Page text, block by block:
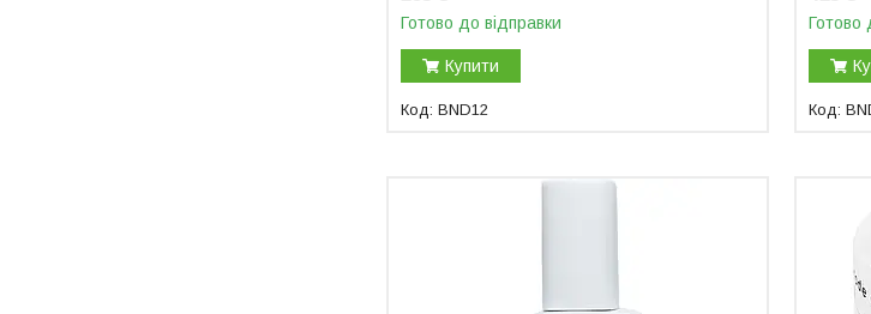
Готово до відправки
Купити
BND12
Готово